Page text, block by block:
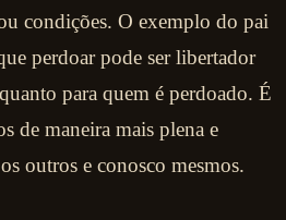
condições. O exemplo do pai
perdoar pode ser libertador
para quem é perdoado. É
de maneira mais plena e
outros e conosco mesmos.